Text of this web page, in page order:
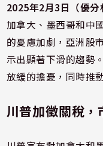
2025年2月3日（優
加拿大、墨西哥和中
的憂慮加劇，亞洲股
示出顯著下滑的趨勢
放緩的擔憂，同時推
川普加徵關稅，